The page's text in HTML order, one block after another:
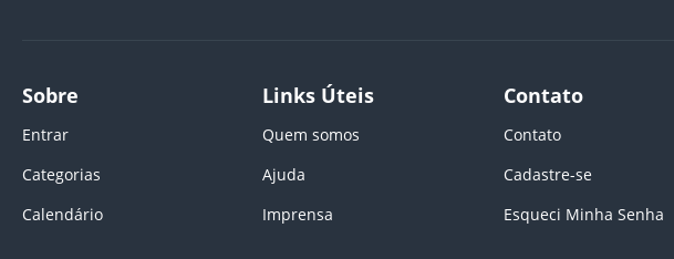
Sobre
Entrar
Categorias
Calendário
Links Úteis
Quem somos
Ajuda
Imprensa
Contato
Contato
Cadastre-se
Esqueci Minha Senha